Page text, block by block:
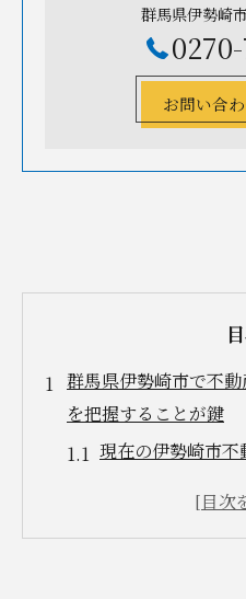
群馬県伊勢崎
お問い合
群馬県伊勢崎市で不
を把握することが鍵
現在の伊勢崎市